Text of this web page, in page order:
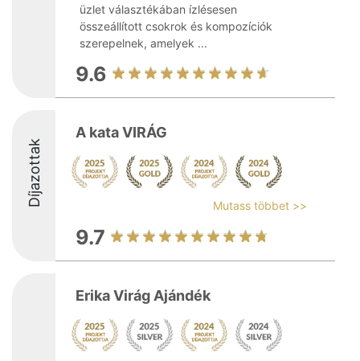
üzlet választékában ízlésesen
összeállított csokrok és kompozíciók
szerepelnek, amelyek ...
9.6
Díjazottak
A kata VIRÁG
Mutass többet >>
9.7
Erika Virág Ajándék